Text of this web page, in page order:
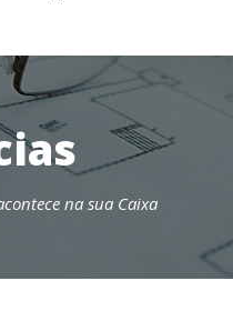
na sua Caixa